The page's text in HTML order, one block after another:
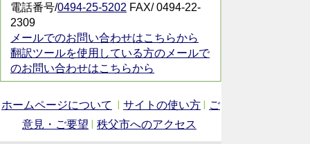
電話番号/0494-25-5202 FAX/ 0494-22-
2309
メールでのお問い合わせはこちらから
翻訳ツールを使用している方のメールで
のお問い合わせはこちらから
ホームページについて サイトの使い方
ご
意見・ご要望
秩父市へのアクセス